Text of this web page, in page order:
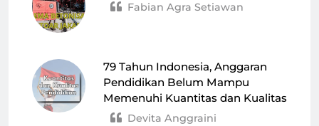
Fabian Agra Setiawan
79 Tahun Indonesia, Anggaran
Pendidikan Belum Mampu
Memenuhi Kuantitas dan Kualitas
Devita Anggraini